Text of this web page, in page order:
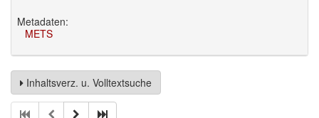
Metadaten:
METS
Inhaltsverz. u. Volltextsuche